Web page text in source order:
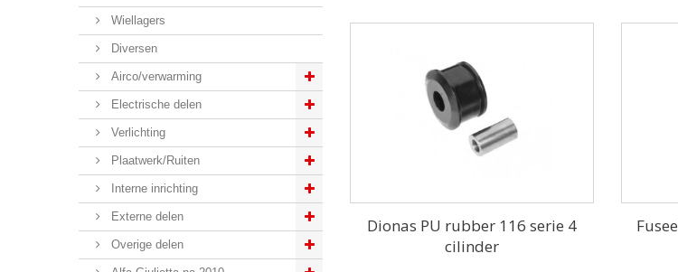
Wiellagers
Diversen
Airco/verwarming
Electrische delen
Verlichting
Plaatwerk/Ruiten
Interne inrichting
Externe delen
Overige delen
Dionas PU rubber 116 serie 4
cilinder